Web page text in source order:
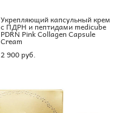
Укрепляющий капсульный крем
с ПДРН и пептидами medicube
PDRN Pink Collagen Capsule
Cream
2 900 pуб.